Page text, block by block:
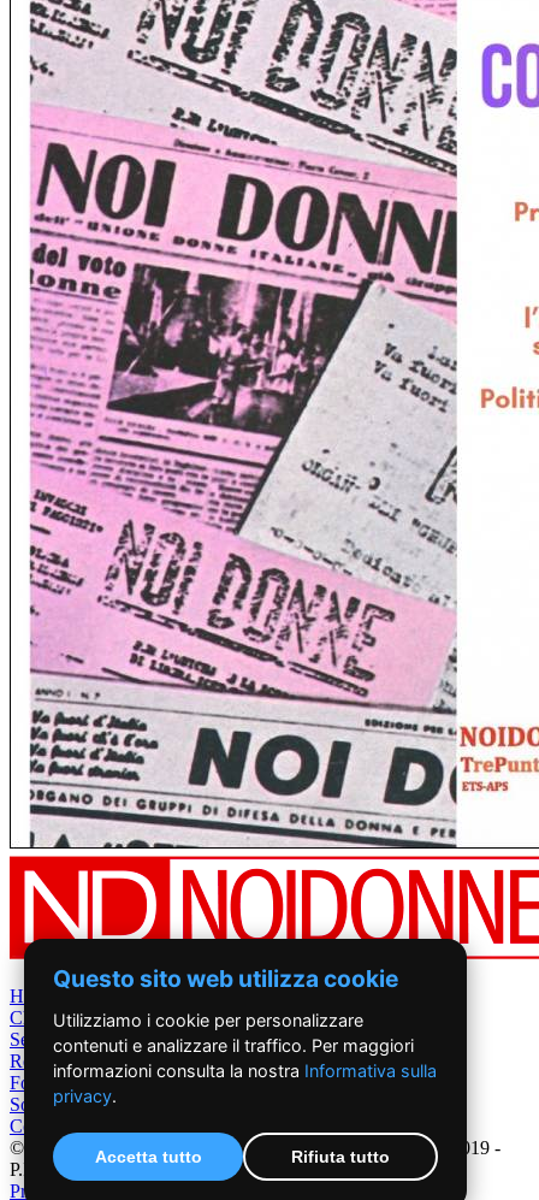
Home
Chi Siamo
Settimanale
Rete News
Foto&Video
Sostienici
Contatti
©2019 - NoiDonne - Iscrizione ROC n.33421 del 23 /09/ 2019 -
P.IVA 00878931005
Privacy Policy
Questo sito web utilizza cookie
Utilizziamo i cookie per personalizzare
contenuti e analizzare il traffico. Per maggiori
informazioni consulta la nostra Informativa sulla
privacy.
Accetta tutto Rifiuta tutto